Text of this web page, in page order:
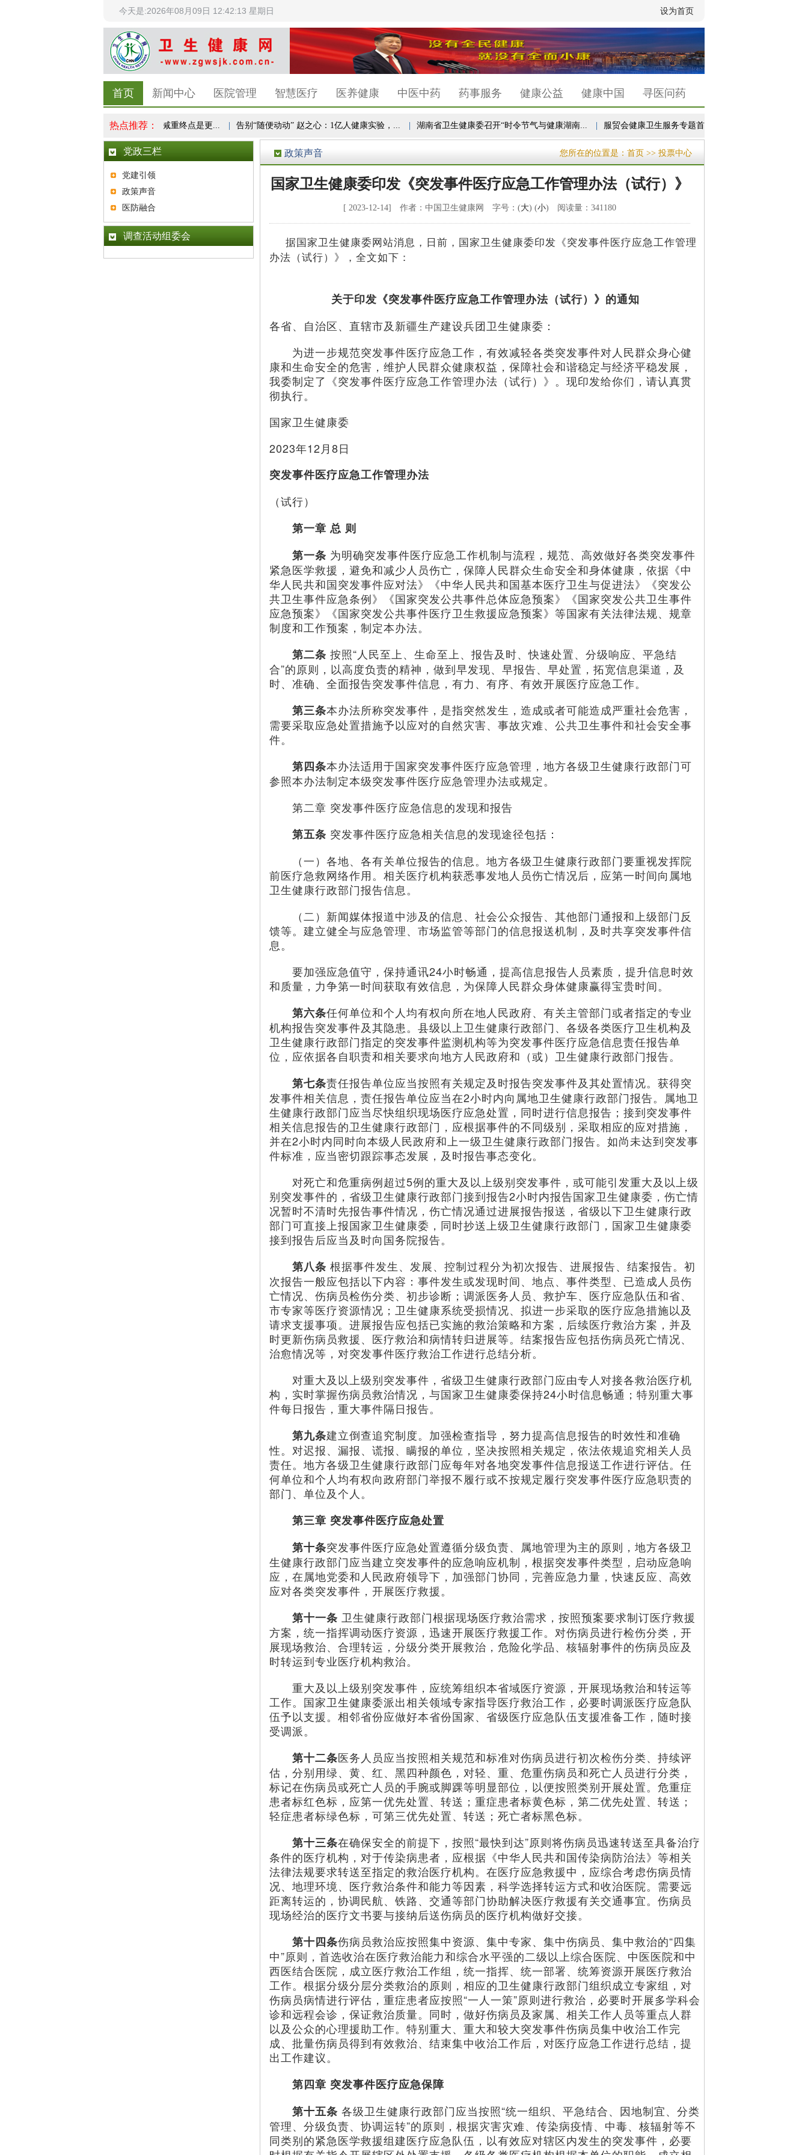
今天是:2026年08月09日 12:42:14 星期日 设为首页
首页 新闻中心 医院管理 智慧医疗 医养健康 中医中药 药事服务 健康公益 健康中国 寻医问药
热点推荐：
科学体重管理成全民健康共识，减重终点是更... | 告别“随便动动” 赵之心：1亿人健康实验，... | 湖南省卫生健康委召开“时令节气与健康湖南... | 服贸会健康卫生服务专题首次设立“未来医疗...
政策声音 您所在的位置是： 首页 >> 投票中心
国家卫生健康委印发《突发事件医疗应急工作管理办法（试行）》
[ 2023-12-14] 作者：中国卫生健康网 字号：(大) (小) 阅读量：341180
据国家卫生健康委网站消息，日前，国家卫生健康委印发《突发事件医疗应急工作管理
办法（试行）》，全文如下：
关于印发《突发事件医疗应急工作管理办法（试行）》的通知
各省、自治区、直辖市及新疆生产建设兵团卫生健康委：
为进一步规范突发事件医疗应急工作，有效减轻各类突发事件对人民群众身心健
康和生命安全的危害，维护人民群众健康权益，保障社会和谐稳定与经济平稳发展，
我委制定了《突发事件医疗应急工作管理办法（试行）》。现印发给你们，请认真贯
彻执行。
国家卫生健康委
2023年12月8日
突发事件医疗应急工作管理办法
（试行）
第一章 总 则
第一条 为明确突发事件医疗应急工作机制与流程，规范、高效做好各类突发事件
紧急医学救援，避免和减少人员伤亡，保障人民群众生命安全和身体健康，依据《中
华人民共和国突发事件应对法》《中华人民共和国基本医疗卫生与促进法》《突发公
共卫生事件应急条例》《国家突发公共事件总体应急预案》《国家突发公共卫生事件
应急预案》《国家突发公共事件医疗卫生救援应急预案》等国家有关法律法规、规章
制度和工作预案，制定本办法。
第二条 按照“人民至上、生命至上、报告及时、快速处置、分级响应、平急结
合”的原则，以高度负责的精神，做到早发现、早报告、早处置，拓宽信息渠道，及
时、准确、全面报告突发事件信息，有力、有序、有效开展医疗应急工作。
第三条本办法所称突发事件，是指突然发生，造成或者可能造成严重社会危害，
需要采取应急处置措施予以应对的自然灾害、事故灾难、公共卫生事件和社会安全事
件。
第四条本办法适用于国家突发事件医疗应急管理，地方各级卫生健康行政部门可
参照本办法制定本级突发事件医疗应急管理办法或规定。
第二章 突发事件医疗应急信息的发现和报告
第五条 突发事件医疗应急相关信息的发现途径包括：
（一）各地、各有关单位报告的信息。地方各级卫生健康行政部门要重视发挥院
前医疗急救网络作用。相关医疗机构获悉事发地人员伤亡情况后，应第一时间向属地
卫生健康行政部门报告信息。
（二）新闻媒体报道中涉及的信息、社会公众报告、其他部门通报和上级部门反
馈等。建立健全与应急管理、市场监管等部门的信息报送机制，及时共享突发事件信
息。
要加强应急值守，保持通讯24小时畅通，提高信息报告人员素质，提升信息时效
和质量，力争第一时间获取有效信息，为保障人民群众身体健康赢得宝贵时间。
第六条任何单位和个人均有权向所在地人民政府、有关主管部门或者指定的专业
机构报告突发事件及其隐患。县级以上卫生健康行政部门、各级各类医疗卫生机构及
卫生健康行政部门指定的突发事件监测机构等为突发事件医疗应急信息责任报告单
位，应依据各自职责和相关要求向地方人民政府和（或）卫生健康行政部门报告。
第七条责任报告单位应当按照有关规定及时报告突发事件及其处置情况。获得突
发事件相关信息，责任报告单位应当在2小时内向属地卫生健康行政部门报告。属地卫
生健康行政部门应当尽快组织现场医疗应急处置，同时进行信息报告；接到突发事件
相关信息报告的卫生健康行政部门，应根据事件的不同级别，采取相应的应对措施，
并在2小时内同时向本级人民政府和上一级卫生健康行政部门报告。如尚未达到突发事
件标准，应当密切跟踪事态发展，及时报告事态变化。
对死亡和危重病例超过5例的重大及以上级别突发事件，或可能引发重大及以上级
别突发事件的，省级卫生健康行政部门接到报告2小时内报告国家卫生健康委，伤亡情
况暂时不清时先报告事件情况，伤亡情况通过进展报告报送，省级以下卫生健康行政
部门可直接上报国家卫生健康委，同时抄送上级卫生健康行政部门，国家卫生健康委
接到报告后应当及时向国务院报告。
第八条 根据事件发生、发展、控制过程分为初次报告、进展报告、结案报告。初
次报告一般应包括以下内容：事件发生或发现时间、地点、事件类型、已造成人员伤
亡情况、伤病员检伤分类、初步诊断；调派医务人员、救护车、医疗应急队伍和省、
市专家等医疗资源情况；卫生健康系统受损情况、拟进一步采取的医疗应急措施以及
请求支援事项。进展报告应包括已实施的救治策略和方案，后续医疗救治方案，并及
时更新伤病员救援、医疗救治和病情转归进展等。结案报告应包括伤病员死亡情况、
治愈情况等，对突发事件医疗救治工作进行总结分析。
对重大及以上级别突发事件，省级卫生健康行政部门应由专人对接各救治医疗机
构，实时掌握伤病员救治情况，与国家卫生健康委保持24小时信息畅通；特别重大事
件每日报告，重大事件隔日报告。
第九条建立倒查追究制度。加强检查指导，努力提高信息报告的时效性和准确
性。对迟报、漏报、谎报、瞒报的单位，坚决按照相关规定，依法依规追究相关人员
责任。地方各级卫生健康行政部门应每年对各地突发事件信息报送工作进行评估。任
何单位和个人均有权向政府部门举报不履行或不按规定履行突发事件医疗应急职责的
部门、单位及个人。
第三章 突发事件医疗应急处置
第十条突发事件医疗应急处置遵循分级负责、属地管理为主的原则，地方各级卫
生健康行政部门应当建立突发事件的应急响应机制，根据突发事件类型，启动应急响
应，在属地党委和人民政府领导下，加强部门协同，完善应急力量，快速反应、高效
应对各类突发事件，开展医疗救援。
第十一条 卫生健康行政部门根据现场医疗救治需求，按照预案要求制订医疗救援
方案，统一指挥调动医疗资源，迅速开展医疗救援工作。对伤病员进行检伤分类，开
展现场救治、合理转运，分级分类开展救治，危险化学品、核辐射事件的伤病员应及
时转运到专业医疗机构救治。
重大及以上级别突发事件，应统筹组织本省域医疗资源，开展现场救治和转运等
工作。国家卫生健康委派出相关领域专家指导医疗救治工作，必要时调派医疗应急队
伍予以支援。相邻省份应做好本省份国家、省级医疗应急队伍支援准备工作，随时接
受调派。
第十二条医务人员应当按照相关规范和标准对伤病员进行初次检伤分类、持续评
估，分别用绿、黄、红、黑四种颜色，对轻、重、危重伤病员和死亡人员进行分类，
标记在伤病员或死亡人员的手腕或脚踝等明显部位，以便按照类别开展处置。危重症
患者标红色标，应第一优先处置、转送；重症患者标黄色标，第二优先处置、转送；
轻症患者标绿色标，可第三优先处置、转送；死亡者标黑色标。
第十三条在确保安全的前提下，按照“最快到达”原则将伤病员迅速转送至具备治疗
条件的医疗机构，对于传染病患者，应根据《中华人民共和国传染病防治法》等相关
法律法规要求转送至指定的救治医疗机构。在医疗应急救援中，应综合考虑伤病员情
况、地理环境、医疗救治条件和能力等因素，科学选择转运方式和收治医院。需要远
距离转运的，协调民航、铁路、交通等部门协助解决医疗救援有关交通事宜。伤病员
现场经治的医疗文书要与接纳后送伤病员的医疗机构做好交接。
第十四条伤病员救治应按照集中资源、集中专家、集中伤病员、集中救治的“四集
中”原则，首选收治在医疗救治能力和综合水平强的二级以上综合医院、中医医院和中
西医结合医院，成立医疗救治工作组，统一指挥、统一部署、统筹资源开展医疗救治
工作。根据分级分层分类救治的原则，相应的卫生健康行政部门组织成立专家组，对
伤病员病情进行评估，重症患者应按照“一人一策”原则进行救治，必要时开展多学科会
诊和远程会诊，保证救治质量。同时，做好伤病员及家属、相关工作人员等重点人群
以及公众的心理援助工作。特别重大、重大和较大突发事件伤病员集中收治工作完
成、批量伤病员得到有效救治、结束集中收治工作后，对医疗应急工作进行总结，提
出工作建议。
第四章 突发事件医疗应急保障
第十五条 各级卫生健康行政部门应当按照“统一组织、平急结合、因地制宜、分类
管理、分级负责、协调运转”的原则，根据灾害灾难、传染病疫情、中毒、核辐射等不
同类别的紧急医学救援组建医疗应急队伍，以有效应对辖区内发生的突发事件，必要
党政三栏
党建引领
政策声音
医防融合
调查活动组委会